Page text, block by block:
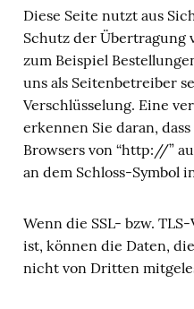
Diese Seite nutzt aus
Schutz der
zum Beispiel
uns als Seitenbetreiber
Verschlüsselung. Eine
erkennen Sie daran,
Browsers von “http://”
an dem Schloss-Symbol
Wenn die SSL- bzw.
ist, können die Daten,
nicht von Dritten